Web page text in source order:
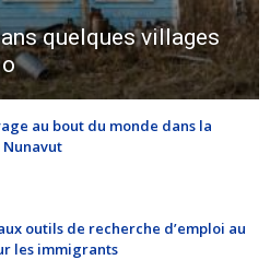
quelques villages
au bout du monde dans la
outils de recherche d’emploi au
les immigrants